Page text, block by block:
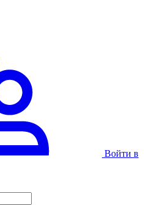
Войти в